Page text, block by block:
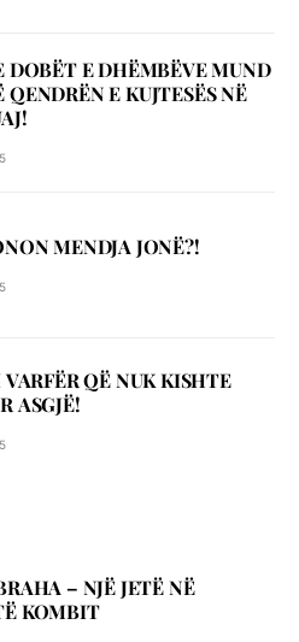
DOBËT E DHËMBËVE MUND
QENDRËN E KUJTESËS NË
MENDJA JONË?!
QË NUK KISHTE
ASGJË!
– NJЁ JETЁ NЁ
KOMBIT